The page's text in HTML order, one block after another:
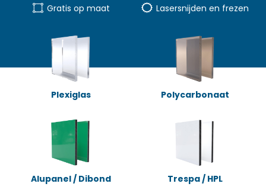
Gratis op maat Lasersnijden en frezen
Plexiglas Polycarbonaat
Alupanel / Dibond Trespa / HPL